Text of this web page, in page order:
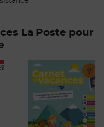
La Poste pour
Prix 7,50€